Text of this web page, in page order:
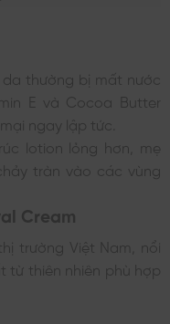
thường bị mất nước
E và Cocoa Butter
ngay lập tức.
lotion lỏng hơn, mẹ
tràn vào các vùng
Cream
trường Việt Nam, nổi
từ thiên nhiên phù hợp